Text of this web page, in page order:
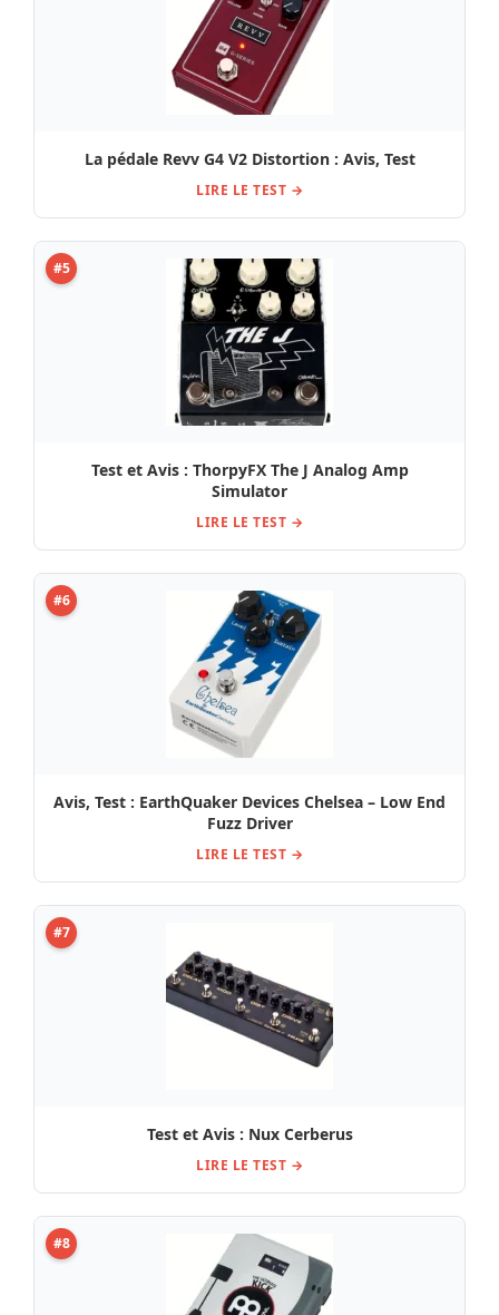
La pédale Revv G4 V2 Distortion : Avis, Test
LIRE LE TEST →
#5
Test et Avis : ThorpyFX The J Analog Amp
Simulator
LIRE LE TEST →
#6
Avis, Test : EarthQuaker Devices Chelsea – Low End
Fuzz Driver
LIRE LE TEST →
#7
Test et Avis : Nux Cerberus
LIRE LE TEST →
#8